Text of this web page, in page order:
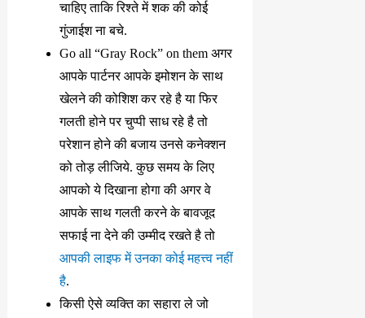
चाहिए ताकि रिश्ते में शक की कोई
गुंजाईश ना बचे.
Go all “Gray Rock” on them अगर
आपके पार्टनर आपके इमोशन के साथ
खेलने की कोशिश कर रहे है या फिर
गलती होने पर चुप्पी साध रहे है तो
परेशान होने की बजाय उनसे कनेक्शन
को तोड़ लीजिये. कुछ समय के लिए
आपको ये दिखाना होगा की अगर वे
आपके साथ गलती करने के बावजूद
सफाई ना देने की उम्मीद रखते है तो
आपकी लाइफ में उनका कोई महत्त्व नहीं
है.
किसी ऐसे व्यक्ति का सहारा ले जो